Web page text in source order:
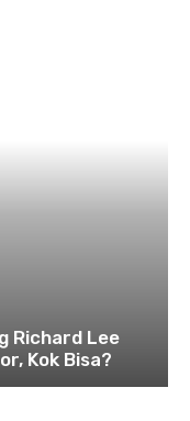
Richard Lee
Kok Bisa?